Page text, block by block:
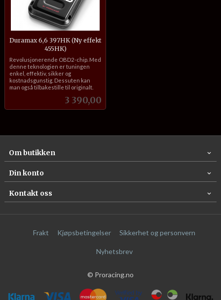
Duramax 6,6 397HK (Ny effekt
455HK)
Pris
3 390,00
inkl.
mva.
Revolusjonerende OBD2-chip. Med
denne teknologien er tuningen
enkel, effektiv, sikker og
kostnadsgunstig. Dessuten kan
man også tilbakestille til originalt.
Om butikken
Din konto
Kontakt oss
Frakt Kjøpsbetingelser Sikkerhet og personvern
Nyhetsbrev
© Proracing.no